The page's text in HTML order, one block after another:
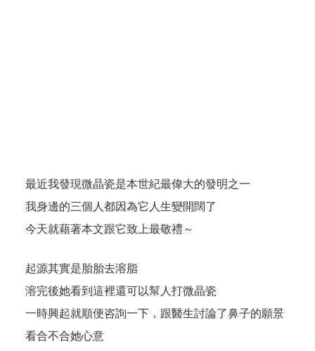
最近我發現微晶瓷是本世紀最偉大的發明之一
我身邊的三個人都因為它人生變開闊了
今天就藉著本文跟它致上最敬禮～
起源其實是胎胎去溶脂
溶完後她看到這裡還可以幫人打微晶瓷
一時興起就順便咨詢一下，跟醫生討論了鼻子的願景
看合不合她心意